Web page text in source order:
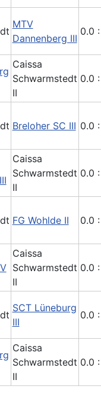
MTV
Dannenberg III
0.0
Caissa
Schwarmstedt
II
0.0
Breloher SC III 0.0
Caissa
Schwarmstedt
II
0.0
FG Wohlde II 0.0
Caissa
Schwarmstedt
II
0.0
SCT Lüneburg
III
0.0
Caissa
Schwarmstedt
II
0.0